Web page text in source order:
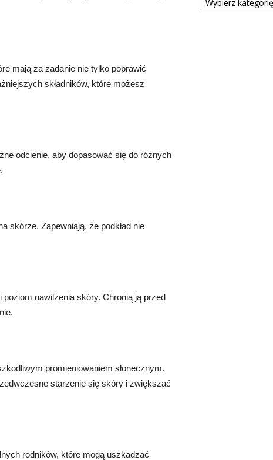
mają za zadanie nie tylko poprawić
składników, które możesz
odcienie, aby dopasować się do różnych
skórze. Zapewniają, że podkład nie
nawilżenia skóry. Chronią ją przed
promieniowaniem słonecznym.
starzenie się skóry i zwiększać
rodników, które mogą uszkadzać